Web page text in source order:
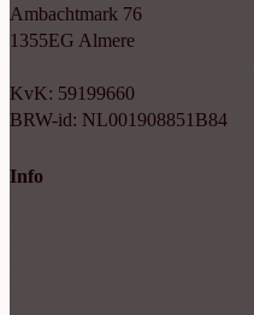
Ambachtmark 76
1355EG Almere
KvK: 59199660
BRW-id: NL001908851B84
Info